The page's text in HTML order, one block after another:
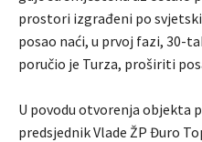
prostori izgrađeni po
posao naći, u prvoj fazi, 30-
poručio je Turza, proširiti
U povodu otvorenja objekta
predsjednik Vlade ŽP Đuro